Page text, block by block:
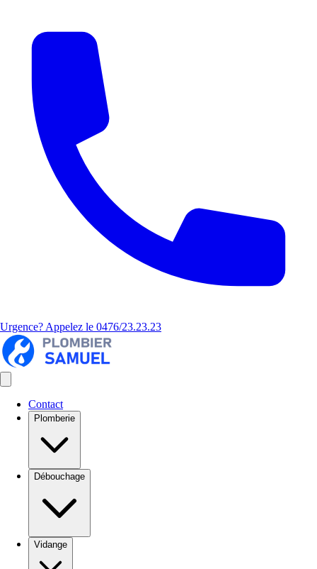
Urgence? Appelez le 0476/23.23.23
Contact
Plomberie
Débouchage
Vidange